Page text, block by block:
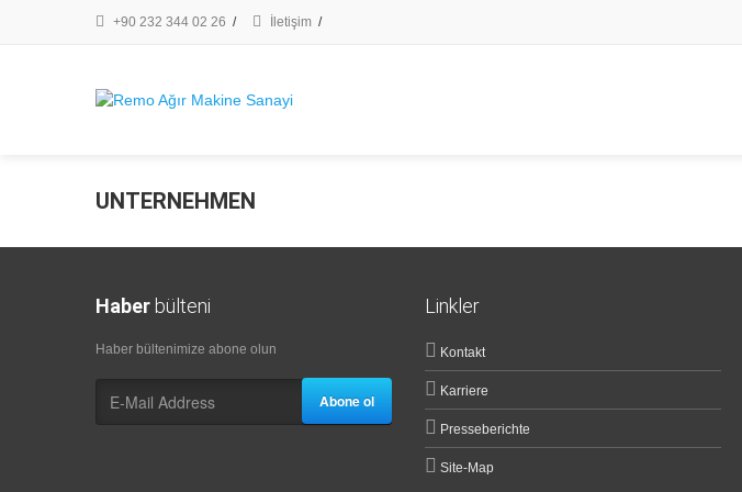
+90 232 344 02 26 / İletişim /
UNTERNEHMEN
Haber bülteni
Haber bültenimize abone olun
Abone ol
Linkler
Kontakt
Karriere
Presseberichte
Site-Map